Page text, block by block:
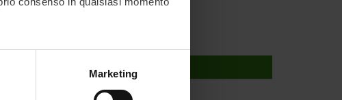
di qualche metro,Marketing